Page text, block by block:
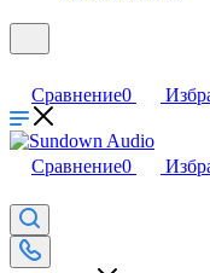
Сравнение0
Сравнение0